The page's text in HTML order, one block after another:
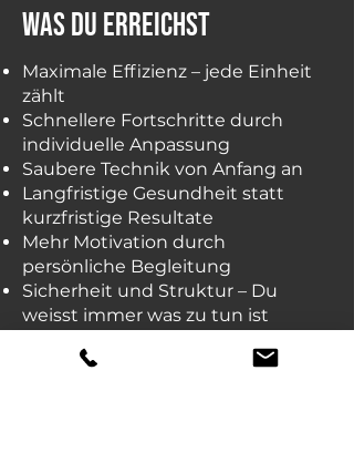
was du erreichst
Maximale Effizienz – jede Einheit
zählt
Schnellere Fortschritte durch
individuelle Anpassung
Saubere Technik von Anfang an
Langfristige Gesundheit statt
kurzfristige Resultate
Mehr Motivation durch
persönliche Begleitung
Sicherheit und Struktur – Du
weisst immer was zu tun ist